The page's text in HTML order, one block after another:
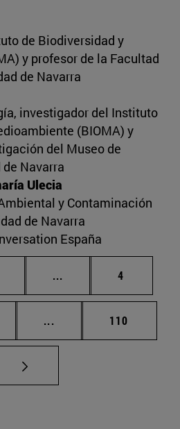
de Biodiversidad y
y profesor de la Facultad
de Navarra
investigador del Instituto
(BIOMA) y
del Museo de
Navarra
Ulecia
y Contaminación
de Navarra
España
... Páginas intermedias
Página
4
... Páginas intermedias
Página
110